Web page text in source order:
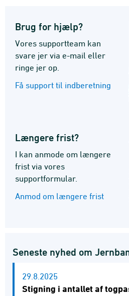
Brug for hjælp?
Vores supportteam kan
svare jer via e-mail eller
ringe jer op.
Få support til indberetning
Længere frist?
I kan anmode om længere
frist via vores
supportformular.
Anmod om længere frist
Seneste nyhed om
29.8.2025
Stigning i antallet af